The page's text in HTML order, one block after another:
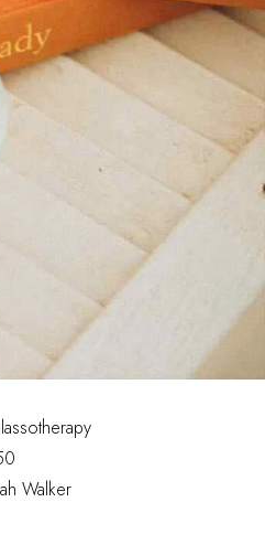
Walker